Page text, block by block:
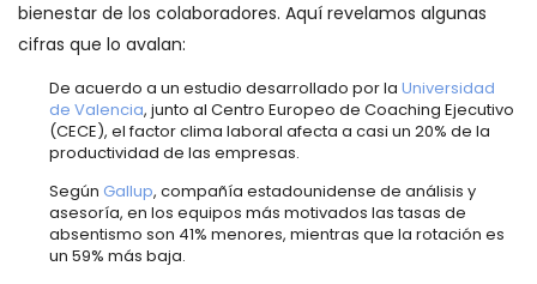
bienestar de los colaboradores. Aquí revelamos algunas
cifras que lo avalan:
De acuerdo a un estudio desarrollado por la Universidad
de Valencia, junto al Centro Europeo de Coaching Ejecutivo
(CECE), el factor clima laboral afecta a casi un 20% de la
productividad de las empresas.
Según Gallup, compañía estadounidense de análisis y
asesoría, en los equipos más motivados las tasas de
absentismo son 41% menores, mientras que la rotación es
un 59% más baja.